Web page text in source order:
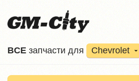
ВCE запчасти для Chevrolet